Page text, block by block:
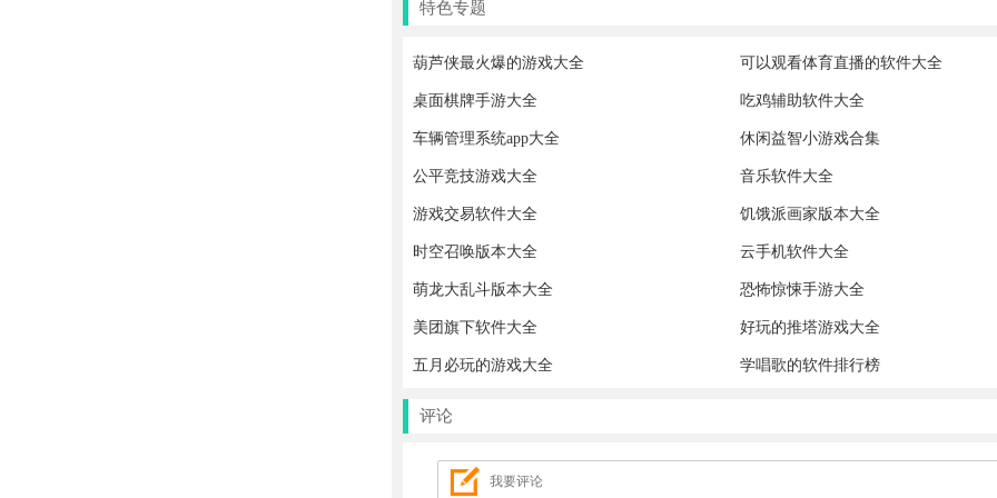
特色专题
葫芦侠最火爆的游戏大全 可以观看体育直播的软件大全
桌面棋牌手游大全 吃鸡辅助软件大全
车辆管理系统app大全 休闲益智小游戏合集
公平竞技游戏大全 音乐软件大全
游戏交易软件大全 饥饿派画家版本大全
时空召唤版本大全 云手机软件大全
萌龙大乱斗版本大全 恐怖惊悚手游大全
美团旗下软件大全 好玩的推塔游戏大全
五月必玩的游戏大全 学唱歌的软件排行榜
评论